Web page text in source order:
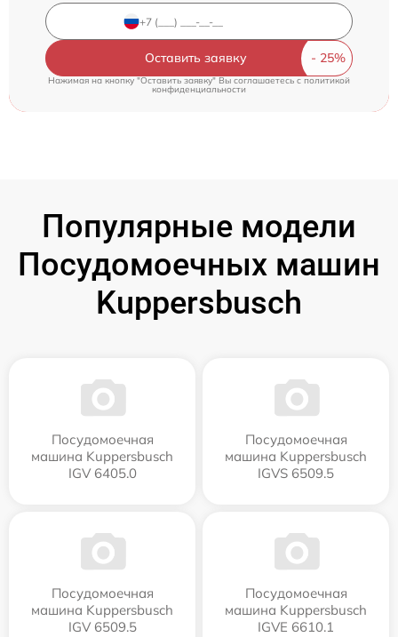
Оставить заявку
Нажимая на кнопку "Оставить заявку" Вы соглашаетесь c политикой
конфиденциальности
Популярные модели
Посудомоечных машин
Kuppersbusch
Посудомоечная
машина Kuppersbusch
IGV 6405.0
Посудомоечная
машина Kuppersbusch
IGVS 6509.5
Посудомоечная
машина Kuppersbusch
IGV 6509.5
Посудомоечная
машина Kuppersbusch
IGVE 6610.1